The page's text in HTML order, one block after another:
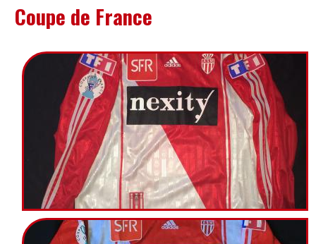
Coupe de France